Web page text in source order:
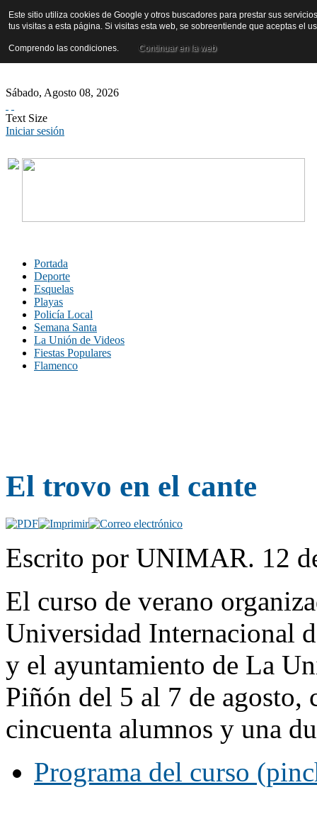
Sábado, Agosto 08, 2026
Text Size
Iniciar sesión
Portada
Deporte
Esquelas
Playas
Policía Local
Semana Santa
La Unión de Videos
Fiestas Populares
Flamenco
El trovo en el cante
Escrito por UNIMAR. 12
El curso de verano
Universidad Internacional
y el ayuntamiento de La
Piñón del 5 al 7 de agosto,
cincuenta alumnos y una
Programa del curso
Este sitio utiliza cookies de Google y otros buscadores para prestar sus
tus visitas a esta página. Si visitas esta web, se sobreentiende que aceptas el
Comprendo las condiciones. Continuar en la web